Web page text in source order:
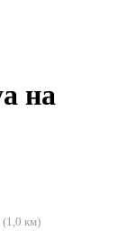
на
(1,0 км)